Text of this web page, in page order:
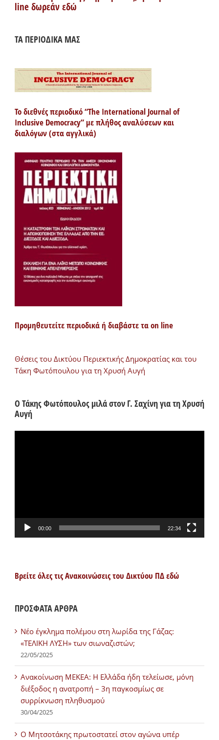
line δωρεάν εδώ
ΤΑ ΠΕΡΙΟΔΙΚΑ ΜΑΣ
Το διεθνές περιοδικό “The International Journal of
Inclusive Democracy” με πλήθος αναλύσεων και
διαλόγων (στα αγγλικά)
Προμηθευτείτε περιοδικά ή διαβάστε τα on line
Θέσεις του Δικτύου Περιεκτικής Δημοκρατίας και του
Τάκη Φωτόπουλου για τη Χρυσή Αυγή
Ο Τάκης Φωτόπουλος μιλά στον Γ. Σαχίνη για τη Χρυσή
Αυγή
00:00 22:34
Βρείτε όλες τις Ανακοινώσεις του Δικτύου ΠΔ εδώ
ΠΡΟΣΦΑΤΑ ΑΡΘΡΑ
Νέο έγκλημα πολέμου στη λωρίδα της Γάζας:
«ΤΕΛΙΚΗ ΛΥΣΗ» των σιωναζιστών;
22/05/2025
Ανακοίνωση ΜΕΚΕΑ: Η Ελλάδα ήδη τελείωσε, μόνη
διέξοδος η ανατροπή – 3η παγκοσμίως σε
συρρίκνωση πληθυσμού
30/04/2025
Ο Μητσοτάκης πρωτοστατεί στον αγώνα υπέρ